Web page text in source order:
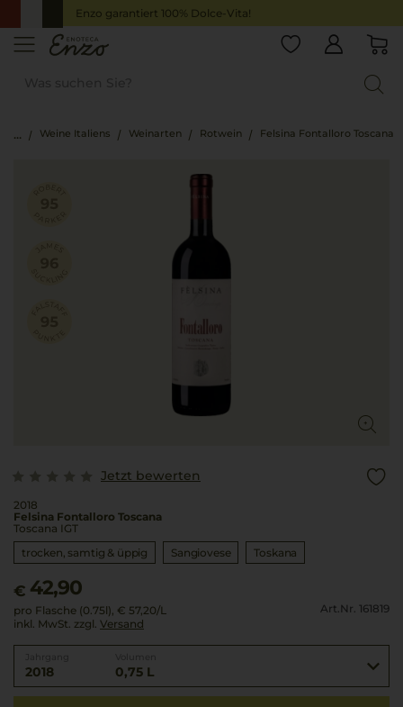
Enzo garantiert 100% Dolce-Vita!
Weine Italiens Weinarten Rotwein Felsina Fontalloro Toscana
Jetzt bewerten
2018
Felsina Fontalloro Toscana
Toscana IGT
trocken, samtig & üppig
Sangiovese Toskana
€ 42,90
pro Flasche (0.75l), € 57,20/L
inkl. MwSt. zzgl. Versand
Art.Nr. 161819
2018 0,75 L